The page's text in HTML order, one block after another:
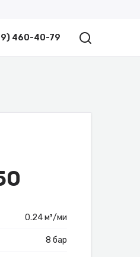
460-40-79
0.24 м³/ми
8 бар